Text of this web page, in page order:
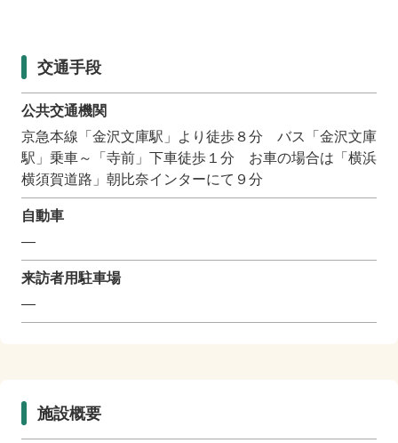
交通手段
公共交通機関
京急本線「金沢文庫駅」より徒歩８分 バス「金沢文庫
駅」乗車～「寺前」下車徒歩１分 お車の場合は「横浜
横須賀道路」朝比奈インターにて９分
自動車
―
来訪者用駐車場
―
施設概要